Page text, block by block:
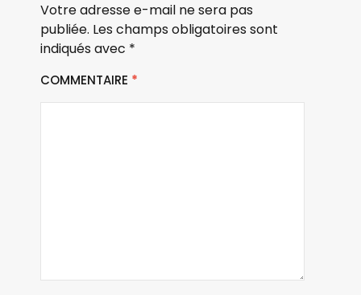
Votre adresse e-mail ne sera pas
publiée. Les champs obligatoires sont
indiqués avec *
COMMENTAIRE *